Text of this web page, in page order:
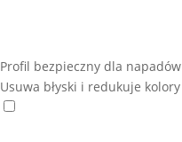
Profil bezpieczny dla napadów
Usuwa błyski i redukuje kolory